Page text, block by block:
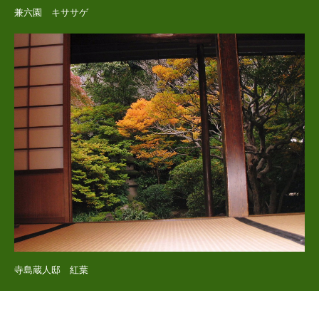
兼六園 キササゲ
寺島蔵人邸 紅葉